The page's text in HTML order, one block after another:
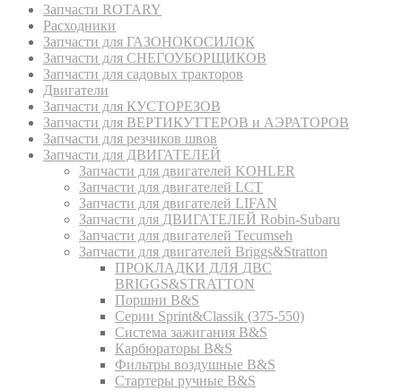
Запчасти ROTARY
Расходники
Запчасти для ГАЗОНОКОСИЛОК
Запчасти для СНЕГОУБОРЩИКОВ
Запчасти для садовых тракторов
Двигатели
Запчасти для КУСТОРЕЗОВ
Запчасти для ВЕРТИКУТТЕРОВ и АЭРАТОРОВ
Запчасти для резчиков швов
Запчасти для ДВИГАТЕЛЕЙ
Запчасти для двигателей KOHLER
Запчасти для двигателей LCT
Запчасти для двигателей LIFAN
Запчасти для ДВИГАТЕЛЕЙ Robin-Subaru
Запчасти для двигателей Tecumseh
Запчасти для двигателей Briggs&Stratton
ПРОКЛАДКИ ДЛЯ ДВС
BRIGGS&STRATTON
Поршни B&S
Серии Sprint&Classik (375-550)
Система зажигания B&S
Карбюраторы B&S
Фильтры воздушные B&S
Стартеры ручные B&S